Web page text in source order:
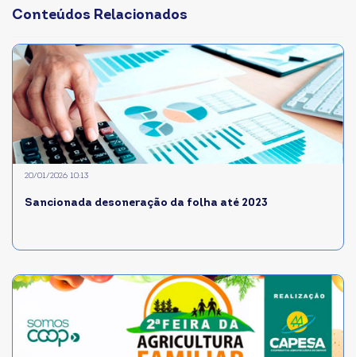
Conteúdos Relacionados
Sancionada desoneração da folha até 2023
20/01/2026 10:13